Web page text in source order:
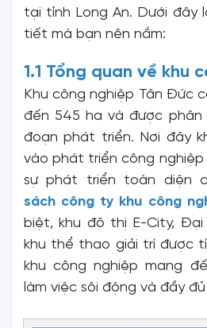
tại tỉnh Long An. Dưới đây
tiết mà bạn nên nắm:
1.1 Tổng quan về khu
Khu công nghiệp Tân Đức
đến 545 ha và được phân
đoạn phát triển. Nơi đây
vào phát triển công
sự phát triển toàn diện
sách công ty khu công
biệt, khu đô thị E-City,
khu thể thao giải trí được
khu công nghiệp mang
làm việc sôi động và đầy